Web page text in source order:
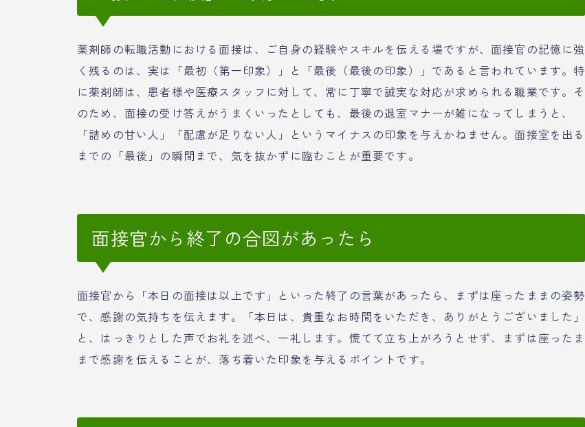
薬剤師の転職活動における面接は、ご自身の経験やスキルを伝える場ですが、面接官の記憶に強
く残るのは、実は「最初（第一印象）」と「最後（最後の印象）」であると言われています。特
に薬剤師は、患者様や医療スタッフに対して、常に丁寧で誠実な対応が求められる職業です。そ
のため、面接の受け答えがうまくいったとしても、最後の退室マナーが雑になってしまうと、
「詰めの甘い人」「配慮が足りない人」というマイナスの印象を与えかねません。面接室を出る
までの「最後」の瞬間まで、気を抜かずに臨むことが重要です。
面接官から終了の合図があったら
面接官から「本日の面接は以上です」といった終了の言葉があったら、まずは座ったままの姿勢
で、感謝の気持ちを伝えます。「本日は、貴重なお時間をいただき、ありがとうございました」
と、はっきりとした声でお礼を述べ、一礼します。慌てて立ち上がろうとせず、まずは座ったま
まで感謝を伝えることが、落ち着いた印象を与えるポイントです。